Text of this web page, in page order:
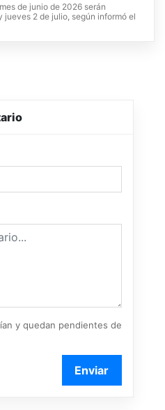
de junio de 2026 serán
2 de julio, según informó el
y quedan pendientes de
Enviar